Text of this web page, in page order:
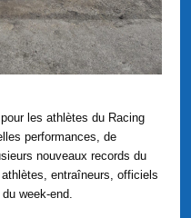
les athlètes du Racing
performances, de
nouveaux records du
entraîneurs, officiels
week-end.